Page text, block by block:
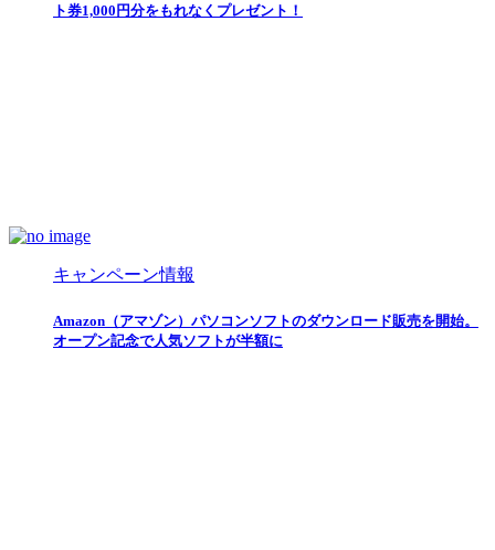
ト券1,000円分をもれなくプレゼント！
キャンペーン情報
Amazon（アマゾン）パソコンソフトのダウンロード販売を開始。
オープン記念で人気ソフトが半額に